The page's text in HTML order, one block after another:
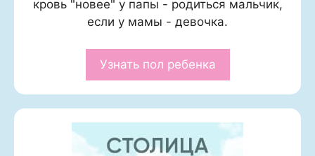
кровь "новее" у папы - родиться мальчик,
если у мамы - девочка.
Узнать пол ребенка